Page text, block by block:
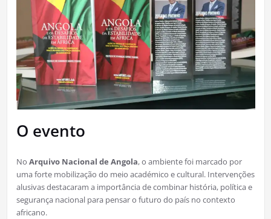
O evento
No Arquivo Nacional de Angola, o ambiente foi marcado por
uma forte mobilização do meio académico e cultural. Intervenções
alusivas destacaram a importância de combinar história, política e
segurança nacional para pensar o futuro do país no contexto
africano.